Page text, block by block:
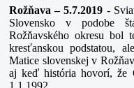
Rožňava – 5.7.2019 -
Slovensko v podobe
Rožňavského okresu bol
kresťanskou podstatou,
Matice slovenskej v
aj keď história hovorí,že